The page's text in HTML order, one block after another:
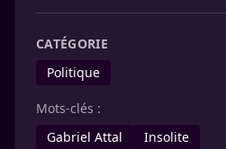
CATÉGORIE
Politique
Mots-clés :
Gabriel Attal
Insolite